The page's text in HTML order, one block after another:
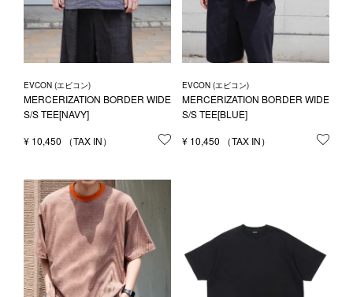
EVCON (エビコン)
MERCERIZATION BORDER WIDE
S/S TEE[NAVY]
¥ 10,450 お気に入りに登録する
EVCON (エビコン)
MERCERIZATION BORDER WIDE
S/S TEE[BLUE]
¥ 10,450